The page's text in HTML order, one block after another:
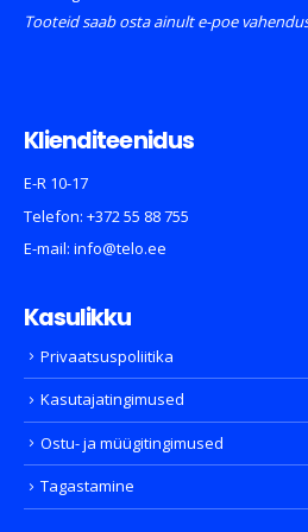
TELO © 2026
E-R 10-17
E-mail:info@telo.ee
Kasulikku
Privaatsuspoliitika
Kasutajatingimused
Ostu- ja müügitingimused